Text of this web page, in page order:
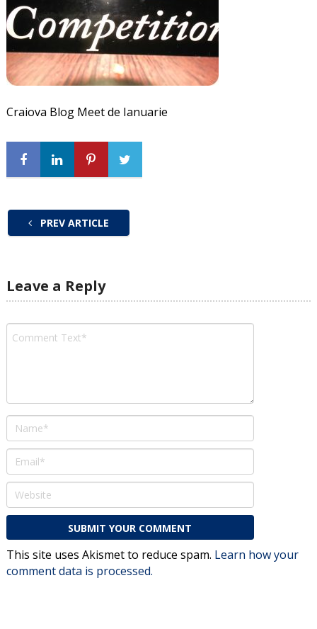
Craiova Blog Meet de Ianuarie
PREV ARTICLE
Leave a Reply
This site uses Akismet to reduce spam. Learn how your
comment data is processed.